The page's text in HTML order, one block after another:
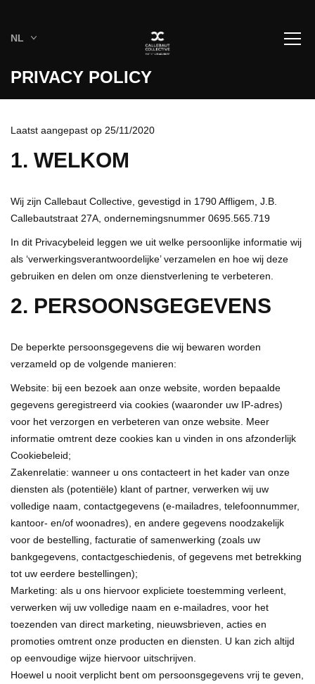
NL
PRIVACY POLICY
Laatst aangepast op 25/11/2020
1. WELKOM
Wij zijn Callebaut Collective, gevestigd in 1790 Affligem, J.B.
Callebautstraat 27A, ondernemingsnummer 0695.565.719
In dit Privacybeleid leggen we uit welke persoonlijke informatie wij
als ‘verwerkingsverantwoordelijke’ verzamelen en hoe wij deze
gebruiken en delen om onze dienstverlening te verbeteren.
2. PERSOONSGEGEVENS
De beperkte persoonsgegevens die wij bewaren worden
verzameld op de volgende manieren:
Website: bij een bezoek aan onze website, worden bepaalde
gegevens geregistreerd via cookies (waaronder uw IP-adres)
voor het verzorgen en verbeteren van onze website. Meer
informatie omtrent deze cookies kan u vinden in ons afzonderlijk
Cookiebeleid;
Zakenrelatie: wanneer u ons contacteert in het kader van onze
diensten als (potentiële) klant of partner, verwerken wij uw
volledige naam, contactgegevens (e‑mailadres, telefoonnummer,
kantoor- en/of woonadres), en andere gegevens noodzakelijk
voor de bestelling, facturatie of samenwerking (zoals uw
bankgegevens, contactgeschiedenis, of gegevens met betrekking
tot uw eerdere bestellingen);
Marketing: als u ons hiervoor expliciete toestemming verleent,
verwerken wij uw volledige naam en e‑mailadres, voor het
toezenden van direct marketing, nieuwsbrieven, acties en
promoties omtrent onze producten en diensten. U kan zich altijd
op eenvoudige wijze hiervoor uitschrijven.
Hoewel u nooit verplicht bent om persoonsgegevens vrij te geven,